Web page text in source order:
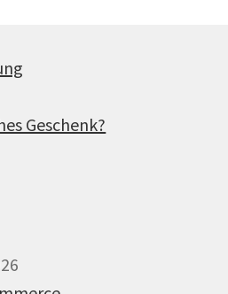
Geschenk?